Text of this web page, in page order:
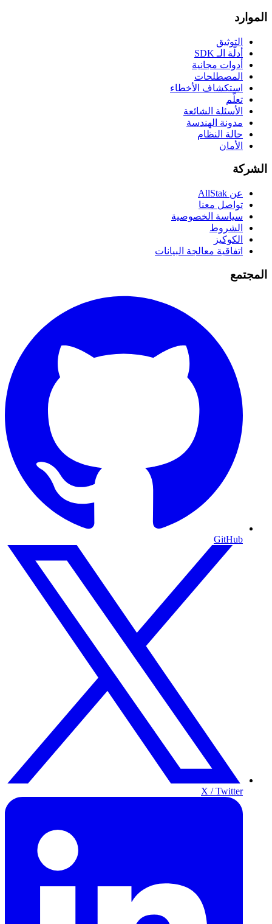
الموارد
التوثيق
أدلّة الـ SDK
أدوات مجانية
المصطلحات
استكشاف الأخطاء
تعلّم
الأسئلة الشائعة
مدونة الهندسة
حالة النظام
الأمان
الشركة
عن AllStak
تواصل معنا
سياسة الخصوصية
الشروط
الكوكيز
اتفاقية معالجة البيانات
المجتمع
GitHub
X / Twitter